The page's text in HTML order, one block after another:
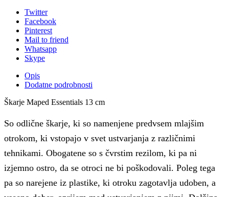
Twitter
Facebook
Pinterest
Mail to friend
Whatsapp
Skype
Opis
Dodatne podrobnosti
Škarje Maped Essentials 13 cm
So odlične škarje, ki so namenjene predvsem mlajšim
otrokom, ki vstopajo v svet ustvarjanja z različnimi
tehnikami. Obogatene so s čvrstim rezilom, ki pa ni
izjemno ostro, da se otroci ne bi poškodovali. Poleg tega
pa so narejene iz plastike, ki otroku zagotavlja udoben, a